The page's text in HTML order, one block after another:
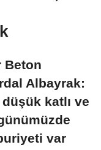
Beton
Albayrak:
katlı ve
var